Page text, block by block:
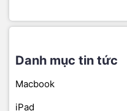
Danh mục tin tức
Macbook
iPad